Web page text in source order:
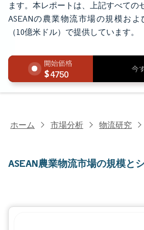
ます。本レポートは、上記すべての
ASEANの農業物流市場の規模お
（10億米ドル）で提供しています。
4750
ホーム 市場分析 物流研究
ASEAN農業物流市場の規模と